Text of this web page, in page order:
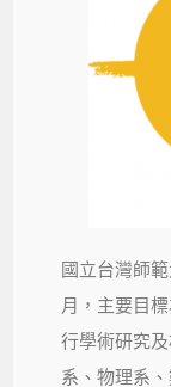
國立台灣師
月，主要目
行學術研究
系、物理系